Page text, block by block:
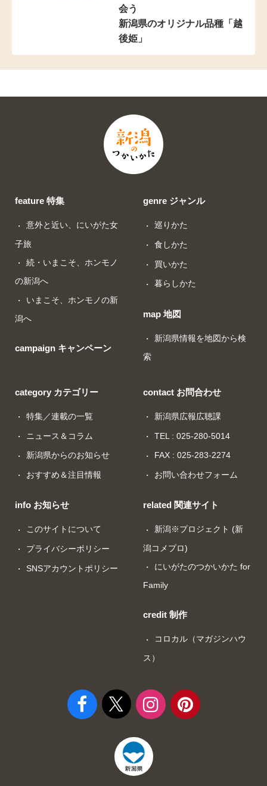
会う
新潟県のオリジナル品種「越
後姫」
feature 特集
意外と近い、にいがた女
子旅
続・いまこそ、ホンモノ
の新潟へ
いまこそ、ホンモノの新
潟へ
campaign キャンペーン
genre ジャンル
巡りかた
食しかた
買いかた
暮らしかた
map 地図
新潟県情報を地図から検
索
category カテゴリー
特集／連載の一覧
ニュース＆コラム
新潟県からのお知らせ
おすすめ＆注目情報
info お知らせ
このサイトについて
プライバシーポリシー
SNSアカウントポリシー
contact お問合わせ
新潟県広報広聴課
TEL : 025-280-5014
FAX : 025-283-2274
お問い合わせフォーム
related 関連サイト
新潟※プロジェクト (新
潟コメプロ)
にいがたのつかいかた for
Family
credit 制作
コロカル（マガジンハウ
ス）